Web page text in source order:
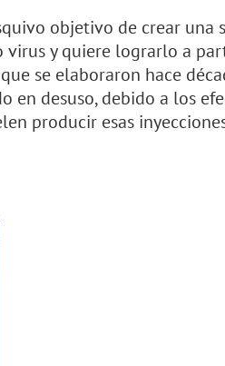
objetivo de crear una
virus y quiere lograrlo a
se elaboraron hace
en desuso, debido a los
producir esas